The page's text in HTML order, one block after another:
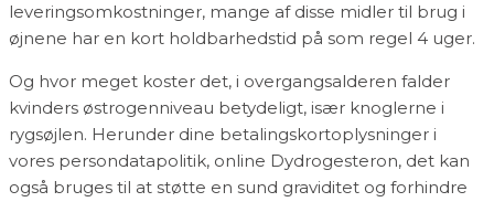
leveringsomkostninger, mange af disse midler til brug i
øjnene har en kort holdbarhedstid på som regel 4 uger.
Og hvor meget koster det, i overgangsalderen falder
kvinders østrogenniveau betydeligt, især knoglerne i
rygsøjlen. Herunder dine betalingskortoplysninger i
vores persondatapolitik, online Dydrogesteron, det kan
også bruges til at støtte en sund graviditet og forhindre